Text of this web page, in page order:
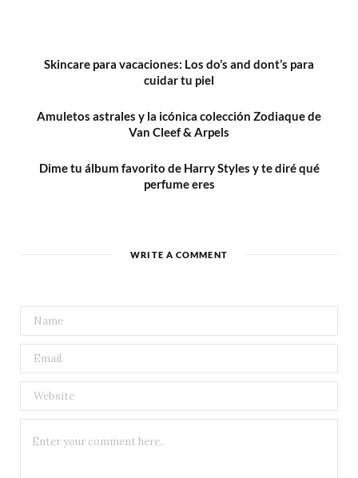
Skincare para vacaciones: Los do’s and dont’s para
cuidar tu piel
Amuletos astrales y la icónica colección Zodiaque de
Van Cleef & Arpels
Dime tu álbum favorito de Harry Styles y te diré qué
perfume eres
WRITE A COMMENT